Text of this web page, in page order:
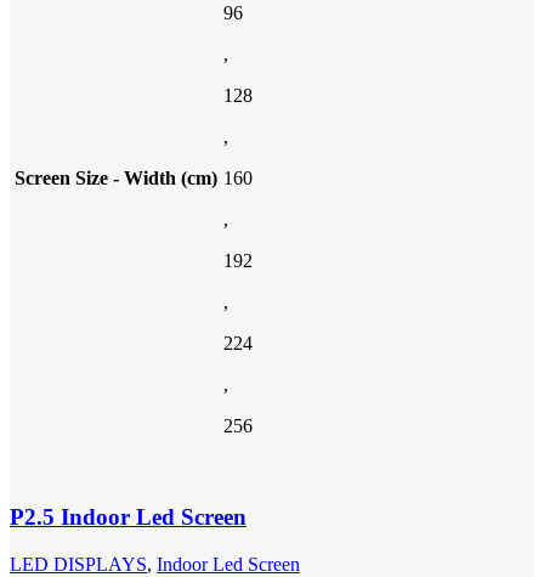
Screen Size - Width (cm)
96
,
128
,
160
,
192
,
224
,
256
P2.5 Indoor Led Screen
LED DISPLAYS, Indoor Led Screen